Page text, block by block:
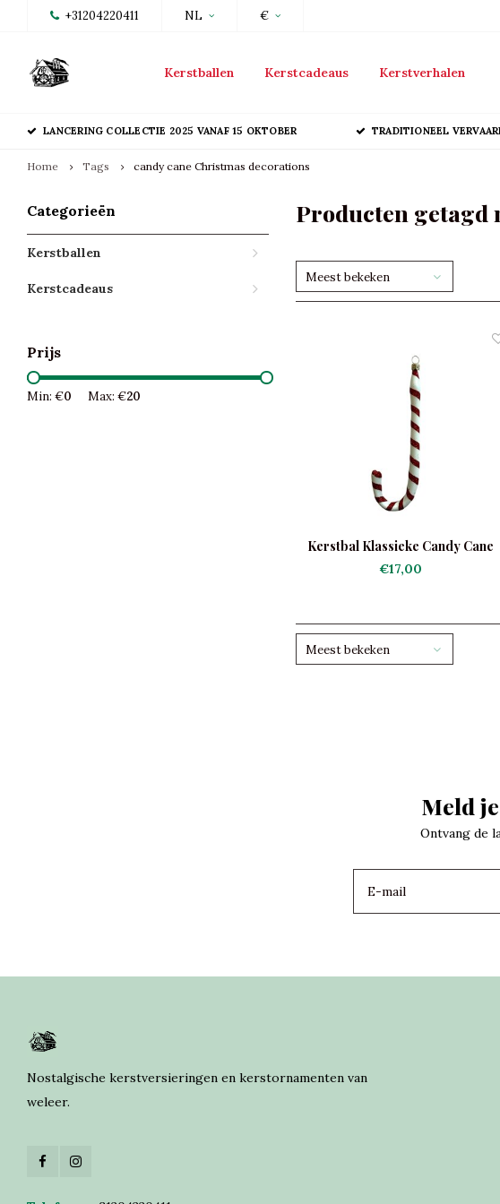
+31204220411 NL €
Kerstballen Kerstcadeaus Kerstverhalen
LANCERING COLLECTIE 2025 VANAF 15 OKTOBER TRADITIONEEL
Home Tags candy cane Christmas decorations
Categorieën
Kerstballen
Kerstcadeaus
Prijs
Min: €0 Max: €20
Producten getagd
Meest bekeken
Kerstbal Klassieke Candy Cane
€17,00
Meest bekeken
Meld
Ontvang de
Nostalgische kerstversieringen en kerstornamenten van
weleer.